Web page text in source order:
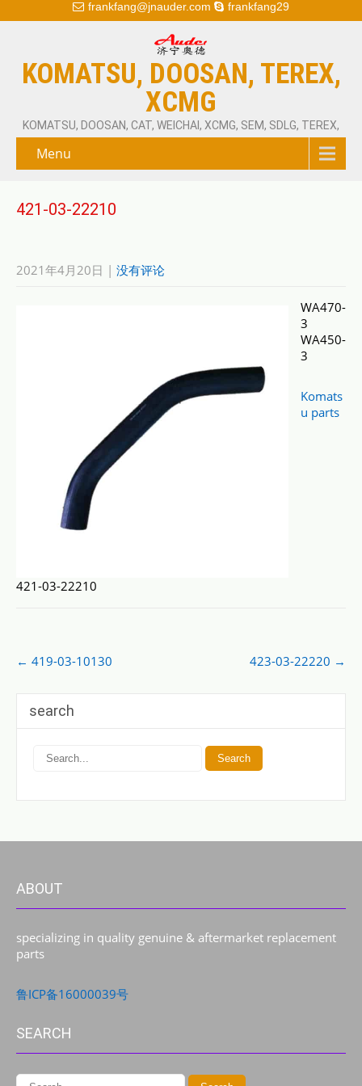
frankfang@jnauder.com frankfang29
KOMATSU, DOOSAN, TEREX,
XCMG
KOMATSU, DOOSAN, CAT, WEICHAI, XCMG, SEM, SDLG, TEREX,
Menu
421-03-22210
2021年4月20日 | 没有评论
421-03-22210
WA470-
3
WA450-
3
Komats
u parts
Post
navigation
← 419-03-10130 423-03-22220 →
search
ABOUT
specializing in quality genuine & aftermarket replacement
parts
鲁ICP备16000039号
SEARCH